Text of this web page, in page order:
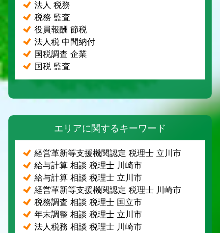
法人 税務
税務 監査
役員報酬 節税
法人税 中間納付
国税調査 企業
国税 監査
エリアに関するキーワード
経営革新等支援機関認定 税理士 立川市
給与計算 相談 税理士 川崎市
給与計算 相談 税理士 立川市
経営革新等支援機関認定 税理士 川崎市
税務調査 相談 税理士 国立市
年末調整 相談 税理士 立川市
法人税務 相談 税理士 川崎市